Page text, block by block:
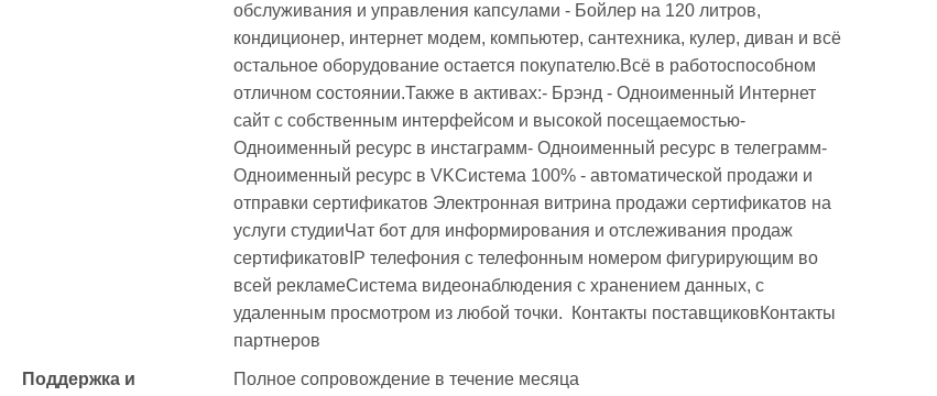
обслуживания и управления капсулами - Бойлер на 120 литров,
кондиционер, интернет модем, компьютер, сантехника, кулер, диван и всё
остальное оборудование остается покупателю.Всё в работоспособном
отличном состоянии.Также в активах:- Брэнд - Одноименный Интернет
сайт с собственным интерфейсом и высокой посещаемостью-
Одноименный ресурс в инстаграмм- Одноименный ресурс в телеграмм-
Одноименный ресурс в VKСистема 100% - автоматической продажи и
отправки сертификатов Электронная витрина продажи сертификатов на
услуги студииЧат бот для информирования и отслеживания продаж
сертификатовIP телефония с телефонным номером фигурирующим во
всей рекламеСистема видеонаблюдения с хранением данных, с
удаленным просмотром из любой точки.  Контакты поставщиковКонтакты
партнеров
Поддержка и
Полное сопровождение в течение месяца